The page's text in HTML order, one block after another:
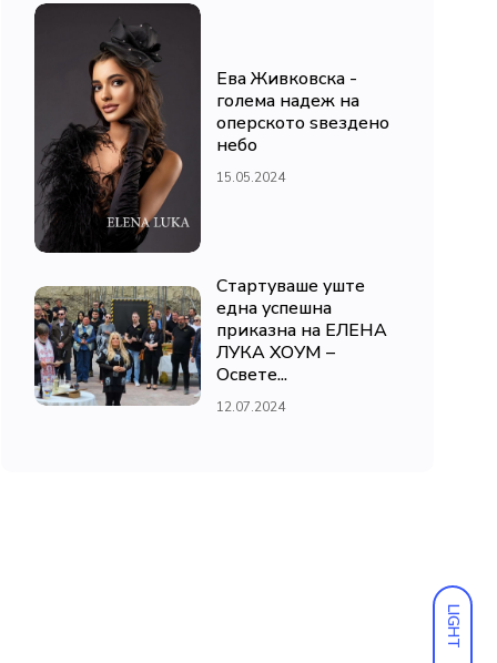
LIGHT
Ева Живковска -
голема надеж на
оперското ѕвездено
небо
15.05.2024
Стартуваше уште
една успешна
приказна на ЕЛЕНА
ЛУКА ХОУМ –
Освете...
12.07.2024